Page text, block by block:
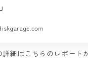
詳細はこちらのレポート